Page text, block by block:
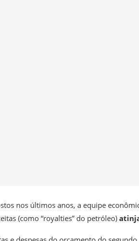
nos últimos anos, a equipe
(como “royalties” do petróleo)